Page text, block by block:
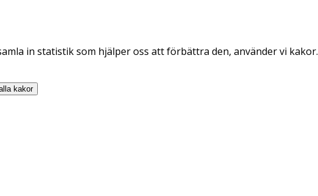
in statistik som hjälper oss att förbättra den, använder vi kakor.
kakor